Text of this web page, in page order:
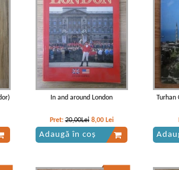
In and around London
Pret:20,00Lei 8,00 Lei
Adaugă în coș
Turhan